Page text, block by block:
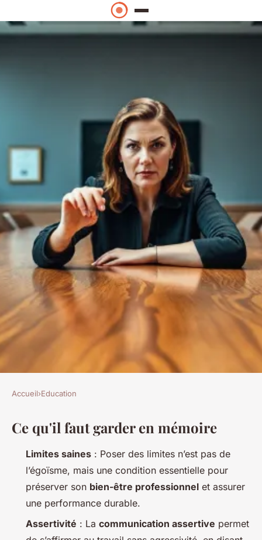
Les meilleures stratégies pour
établir des limites
professionnelles
Pierrick 10 min de lecture
Accueil›Education
Ce qu'il faut garder en mémoire
Limites saines : Poser des limites n’est pas de
l’égoïsme, mais une condition essentielle pour
préserver son bien-être professionnel et assurer
une performance durable.
Assertivité : La communication assertive permet